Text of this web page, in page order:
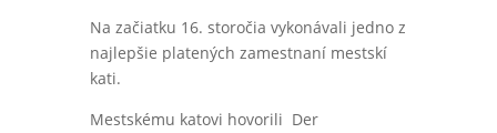
Na začiatku 16. storočia vykonávali jedno z
najlepšie platených zamestnaní mestskí
kati.
Mestskému katovi hovorili Der